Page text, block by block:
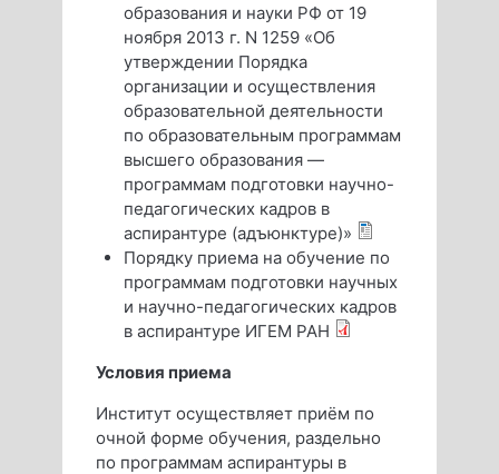
образования и науки РФ от 19
ноября 2013 г. N 1259 «Об
утверждении Порядка
организации и осуществления
образовательной деятельности
по образовательным программам
высшего образования —
программам подготовки научно-
педагогических кадров в
аспирантуре (адъюнктуре)»
Порядку приема на обучение по
программам подготовки научных
и научно-педагогических кадров
в аспирантуре ИГЕМ РАН
Условия приема
Институт осуществляет приём по
очной форме обучения, раздельно
по программам аспирантуры в